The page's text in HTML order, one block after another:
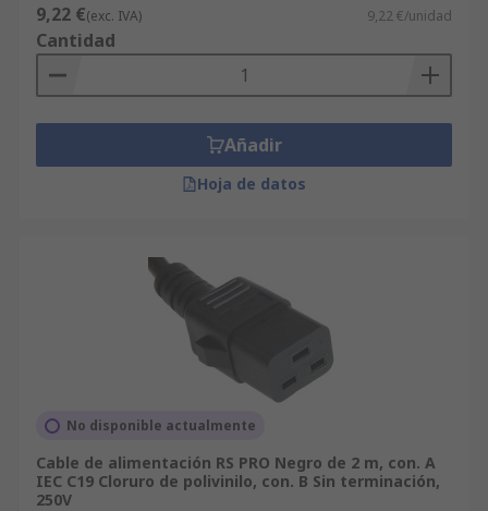
9,22 €(exc. IVA) 9,22 €/unidad
Cantidad
Añadir
Hoja de datos
No disponible actualmente
Cable de alimentación RS PRO Negro de 2 m, con. A
IEC C19 Cloruro de polivinilo, con. B Sin terminación,
250V